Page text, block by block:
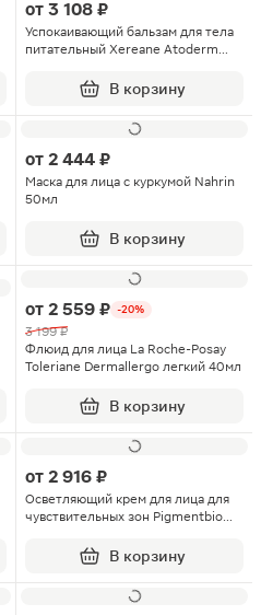
от 3 108 ₽
Успокаивающий бальзам для тела
питательный Xereane Atoderm
В корзину
от 2 444 ₽
Маска для лица с куркумой Nahrin
50мл
В корзину
от 2 559 ₽ -20%
3 199 ₽
Флюид для лица La Roche-Posay
Toleriane Dermallergo легкий 40мл
В корзину
от 2 916 ₽
Осветляющий крем для лица для
чувствительных зон Pigmentbio
В корзину